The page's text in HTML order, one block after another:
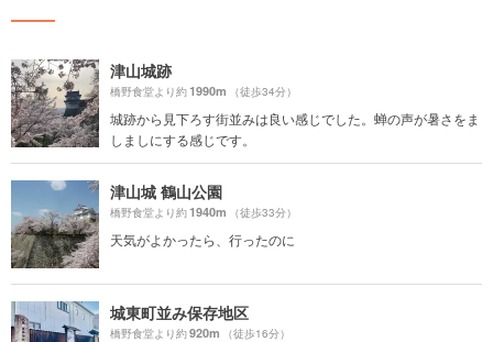
津山城跡
橋野食堂より約1990m （徒歩34分）
城跡から見下ろす街並みは良い感じでした。蝉の声が暑さをま
しましにする感じです。
津山城 鶴山公園
橋野食堂より約1940m （徒歩33分）
天気がよかったら、行ったのに
城東町並み保存地区
橋野食堂より約920m （徒歩16分）